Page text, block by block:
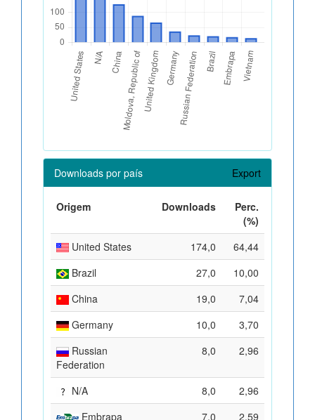
Downloads por país Export
Origem Downloads
Perc.
(%)
United States
174,0
64,44
Brazil
27,0
10,00
China
19,0
7,04
Germany
10,0
3,70
Russian
Federation
8,0 2,96
N/A 8,0
2,96
Embrapa
7,0
2,59